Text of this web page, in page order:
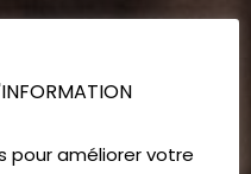
pour améliorer votre